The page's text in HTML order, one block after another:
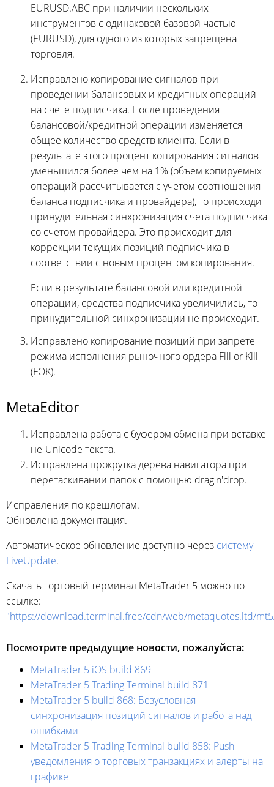
EURUSD.ABC при наличии нескольких
инструментов с одинаковой базовой частью
(EURUSD), для одного из которых запрещена
торговля.
Исправлено копирование сигналов при
проведении балансовых и кредитных операций
на счете подписчика. После проведения
балансовой/кредитной операции изменяется
общее количество средств клиента. Если в
результате этого процент копирования сигналов
уменьшился более чем на 1% (объем копируемых
операций рассчитывается с учетом соотношения
баланса подписчика и провайдера), то происходит
принудительная синхронизация счета подписчика
со счетом провайдера. Это происходит для
коррекции текущих позиций подписчика в
соответствии с новым процентом копирования.
Если в результате балансовой или кредитной
операции, средства подписчика увеличились, то
принудительной синхронизации не происходит.
Исправлено копирование позиций при запрете
режима исполнения рыночного ордера Fill or Kill
(FOK).
MetaEditor
Исправлена работа с буфером обмена при вставке
не-Unicode текста.
Исправлена прокрутка дерева навигатора при
перетаскивании папок с помощью drag'n'drop.
Исправления по крешлогам.
Обновлена документация.
Автоматическое обновление доступно через систему
LiveUpdate.
Скачать торговый терминал MetaTrader 5 можно по
ссылке:
"https://download.terminal.free/cdn/web/metaquotes.ltd/
Посмотрите предыдущие новости, пожалуйста:
MetaTrader 5 iOS build 869
MetaTrader 5 Trading Terminal build 871
MetaTrader 5 build 868: Безусловная
синхронизация позиций сигналов и работа над
ошибками
MetaTrader 5 Trading Terminal build 858: Push-
уведомления о торговых транзакциях и алерты на
графике